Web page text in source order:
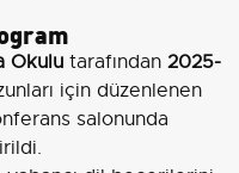
Okulu tarafından 2025-
için düzenlenen
salonunda